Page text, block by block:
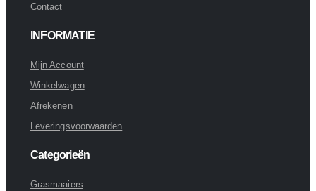
Contact
INFORMATIE
Mijn Account
Winkelwagen
Afrekenen
Leveringsvoorwaarden
Categorieën
Grasmaaiers